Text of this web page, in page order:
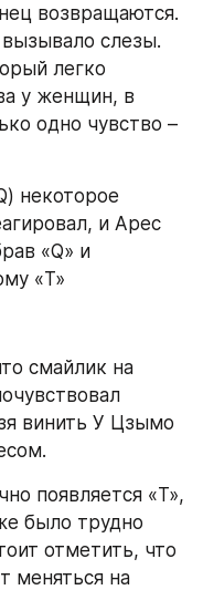
возвращаются.
слезы.
легко
у женщин, в
одно чувство –
некоторое
и Арес
«Q» и
«T»
смайлик на
винить У Цзымо
появляется «T»,
было трудно
отметить, что
меняться на